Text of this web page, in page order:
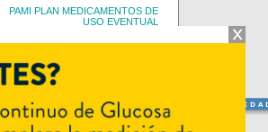
PAMI PLAN MEDICAMENTOS DE
USO EVENTUAL
$17.819,74
USO EVENTUAL
Información